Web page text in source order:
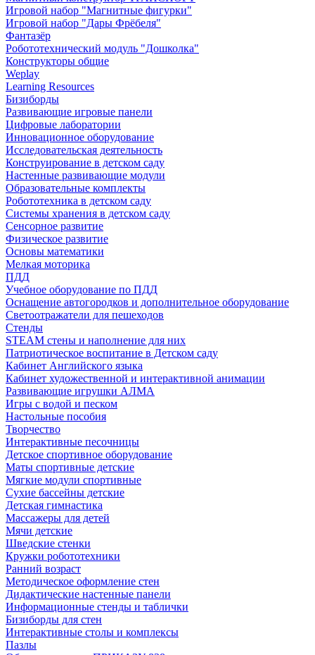
Игровой набор "Магнитные фигурки"
Игровой набор "Дары Фрёбеля"
Фантазёр
Робототехнический модуль "Дошколка"
Конструкторы общие
Weplay
Learning Resources
Бизиборды
Развивающие игровые панели
Цифровые лаборатории
Инновационное оборудование
Исследовательская деятельность
Конструирование в детском саду
Настенные развивающие модули
Образовательные комплекты
Робототехника в детском саду
Системы хранения в детском саду
Сенсорное развитие
Физическое развитие
Основы математики
Мелкая моторика
ПДД
Учебное оборудование по ПДД
Оснащение автогородков и дополнительное оборудование
Светоотражатели для пешеходов
Стенды
STEAM стены и наполнение для них
Патриотическое воспитание в Детском саду
Кабинет Английского языка
Кабинет художественной и интерактивной анимации
Развивающие игрушки АЛМА
Игры с водой и песком
Настольные пособия
Творчество
Интерактивные песочницы
Детское спортивное оборудование
Маты спортивные детские
Мягкие модули спортивные
Сухие бассейны детские
Детская гимнастика
Массажеры для детей
Мячи детские
Шведские стенки
Кружки робототехники
Ранний возраст
Методическое оформление стен
Дидактические настенные панели
Информационные стенды и таблички
Бизиборды для стен
Интерактивные столы и комплексы
Пазлы